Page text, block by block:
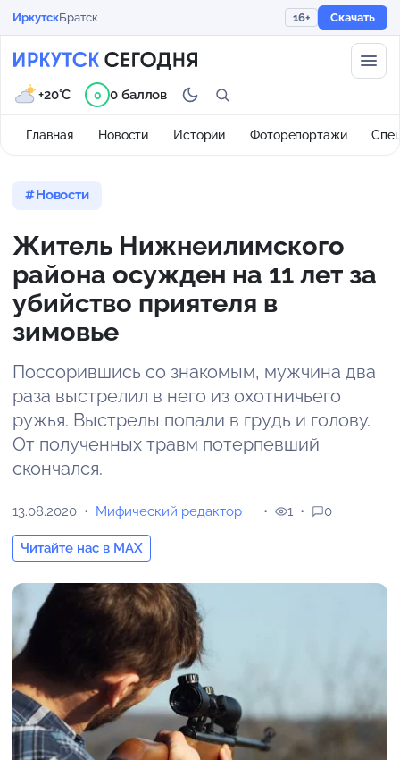
ИркутскБратск 16+ Скачать
Главная Новости Истории Фоторепортажи
+20°C 0 0 баллов
Новости
Житель Нижнеилимского
района осужден на 11 лет за
убийство приятеля в
зимовье
Поссорившись со знакомым, мужчина два
раза выстрелил в него из охотничьего
ружья. Выстрелы попали в грудь и голову.
От полученных травм потерпевший
скончался.
13.08.2020 Мифический редактор
Читайте нас в MAX
1 0